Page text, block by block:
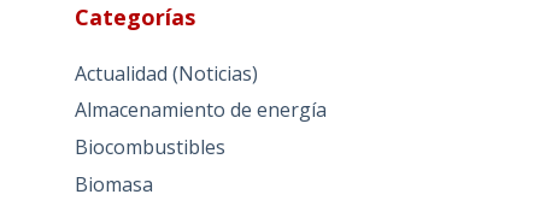
Categorías
Actualidad (Noticias)
Almacenamiento de energía
Biocombustibles
Biomasa